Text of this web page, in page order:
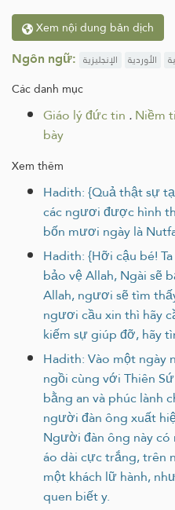
Xem nội dung bản dịch
Ngôn ngữ: الإنجليزية الأوردية
Các danh mục
Giáo lý đức tin .Niềm
bày
Xem thêm
Hadith: {Quả thật sự
các ngươi được hình
bốn mươi ngày là
Hadith: {Hỡi cậu bé!
bảo vệ Allah, Ngài sẽ
Allah, ngươi sẽ tìm
ngươi cầu xin thì hãy
kiếm sự giúp đỡ, hãy
Hadith: Vào một ngày
ngồi cùng với Thiên
bằng an và phúc lành
người đàn ông xuất
Người đàn ông này
áo dài cực trắng, trên
một khách lữ hành,
quen biết y.